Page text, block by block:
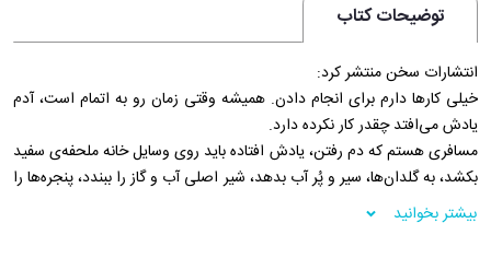
توضیحات کتاب
انتشارات سخن منتشر کرد:
خیلی کارها دارم برای انجام دادن. همیشه وقتی زمان رو به اتمام است، آدم
یادش می‌افتد چقدر کار نکرده دارد.
مسافری هستم که دم رفتن، یادش افتاده باید روی وسایل خانه ملحفه‌ی سفید
بکشد، به گلدان‌ها، سیر و پُر آب بدهد، شیر اصلی آب و گاز را ببندد، پنجره‌ها را
یکی‌یکی چک کند مبادا باز مانده باشند و دست آخر باید یادش باشد کلید خانه
را ببرد بدهد به همسایه‌ی مطمئنش که هر روز سر بزند، به مرغ عشق‌ها آب و
بیشتر بخوانید